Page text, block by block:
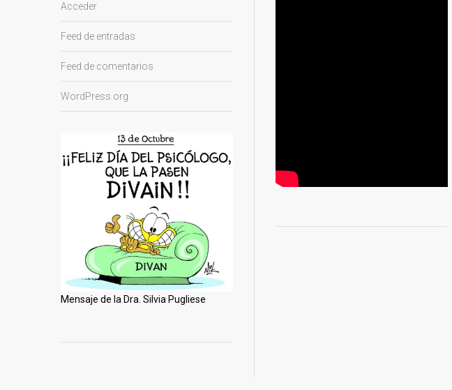
Acceder
Feed de entradas
Feed de comentarios
WordPress.org
Mensaje de la Dra. Silvia Pugliese